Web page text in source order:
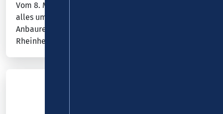
Vom 8. Mai bis 11. Juli 2026 dreht sich in Koblenz
alles um die Weinkultur – mit Weinen aus den
Anbauregionen Mosel, Mittelrhein, Ahr und
Rheinhessen.…